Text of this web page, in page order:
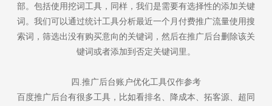
部。包括使用挖词工具，同样，我们是需要有选择性的添加关键
词。我们可以通过统计工具分析最近一个月付费推广流量使用搜
索词，筛选出没有购买意向的关键词，然后在推广后台删除该关
键词或者添加到否定关键词里。
四.推广后台账户优化工具仅作参考
百度推广后台有很多工具，比如看排名、降成本、拓客源、超同